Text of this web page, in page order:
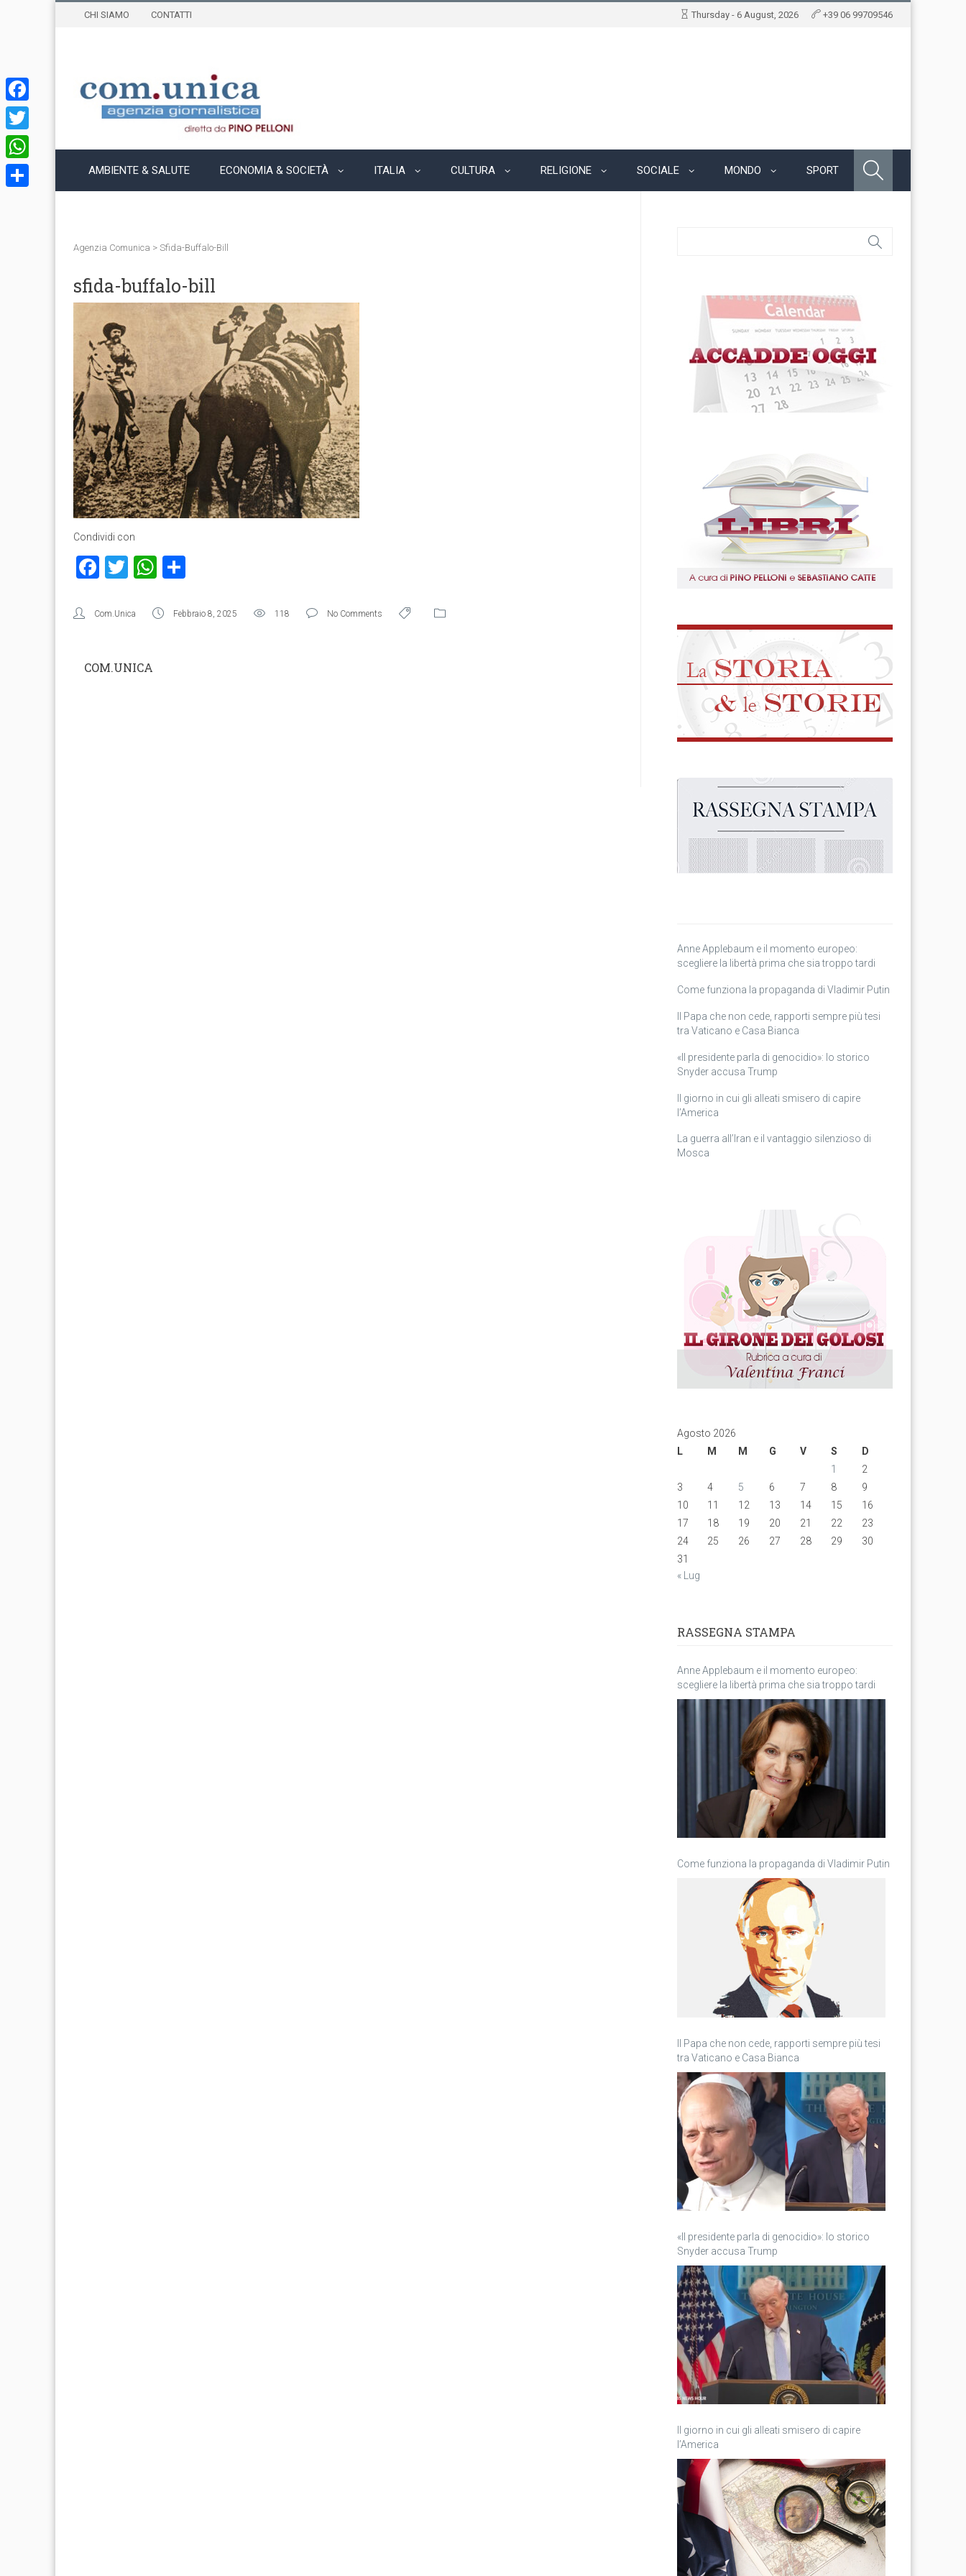
CHI SIAMO CONTATTI Thursday - 6 August, 2026 +39 06 99709546
AMBIENTE & SALUTE ECONOMIA & SOCIETÀ ITALIA CULTURA RELIGIONE SOCIALE MONDO SPORT
Agenzia Comunica > Sfida-Buffalo-Bill
sfida-buffalo-bill
Condividi con
Facebook
TwitterWhatsApp
Com.Unica Febbraio 8, 2025 118 No Comments
COM.UNICA
Anne Applebaum e il momento europeo:
scegliere la libertà prima che sia troppo tardi
Come funziona la propaganda di Vladimir Putin
Il Papa che non cede, rapporti sempre più tesi
tra Vaticano e Casa Bianca
«Il presidente parla di genocidio»: lo storico
Snyder accusa Trump
Il giorno in cui gli alleati smisero di capire
l’America
La guerra all’Iran e il vantaggio silenzioso di
Mosca
Agosto 2026
L
M M G V S
D
1
2
3
4 5 6 7 8
9
10
11 12 13 14 15
16
17
18 19 20 21 22
23
24
25 26 27 28 29
30
31
« Lug
RASSEGNA STAMPA
Anne Applebaum e il momento europeo:
scegliere la libertà prima che sia troppo tardi
Come funziona la propaganda di Vladimir Putin
Il Papa che non cede, rapporti sempre più tesi
tra Vaticano e Casa Bianca
«Il presidente parla di genocidio»: lo storico
Snyder accusa Trump
Il giorno in cui gli alleati smisero di capire
l’America
Facebook
Twitter
WhatsApp